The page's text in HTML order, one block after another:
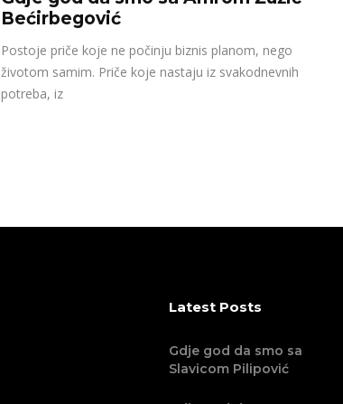
Bećirbegović
Postoje priče koje ne počinju biznis planom, nego
životom samim. Priče koje nastaju iz svakodnevnih
potreba, iz
Latest Posts
Gdje god da smo sa
Slavicom Pilipović